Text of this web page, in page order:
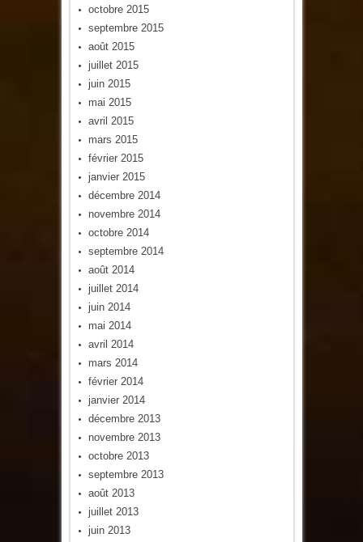
octobre 2015
septembre 2015
août 2015
juillet 2015
juin 2015
mai 2015
avril 2015
mars 2015
février 2015
janvier 2015
décembre 2014
novembre 2014
octobre 2014
septembre 2014
août 2014
juillet 2014
juin 2014
mai 2014
avril 2014
mars 2014
février 2014
janvier 2014
décembre 2013
novembre 2013
octobre 2013
septembre 2013
août 2013
juillet 2013
juin 2013